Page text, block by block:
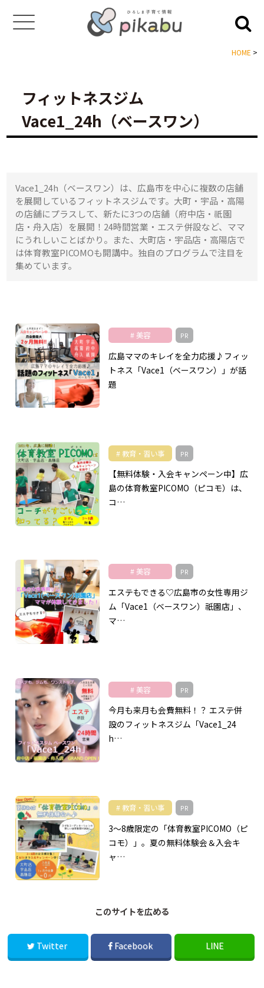
HOME >
フィットネスジム
Vace1_24h（ベースワン）
Vace1_24h（ベースワン）は、広島市を中心に複数の店舗
を展開しているフィットネスジムです。大町・宇品・高陽
の店舗にプラスして、新たに3つの店舗（府中店・祇園
店・舟入店）を展開！24時間営業・エステ併設など、ママ
にうれしいことばかり。また、大町店・宇品店・高陽店で
は体育教室PICOMOも開講中。独自のプログラムで注目を
集めています。
美容 PR
広島ママのキレイを全力応援♪フィッ
トネス「Vace1（ベースワン）」が話
題
教育・習い事 PR
【無料体験・入会キャンペーン中】広
島の体育教室PICOMO（ピコモ）は、
コ…
美容 PR
エステもできる♡広島市の女性専用ジ
ム「Vace1（ベースワン）祇園店」、
マ…
美容 PR
今月も来月も会費無料！？ エステ併
設のフィットネスジム「Vace1_24
h…
教育・習い事 PR
3～8歳限定の「体育教室PICOMO（ピ
コモ）」。夏の無料体験会＆入会キ
ャ…
このサイトを広める
Twitter Facebook LINE